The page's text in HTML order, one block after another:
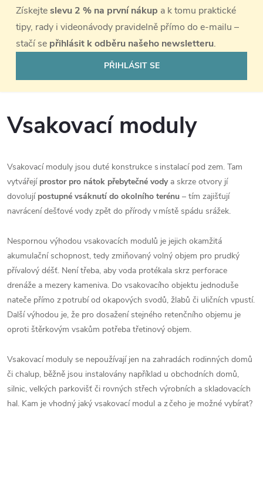
Získejteslevu 2 % na první nákup a k tomu praktické
tipy, rady i videonávody pravidelně přímo do e-mailu –
stačí se přihlásit k odběru našeho newsletteru.
PŘIHLÁSIT SE
Vsakovací moduly
Vsakovací moduly jsou duté konstrukce s instalací pod zem. Tam
vytvářejí prostor pro nátok přebytečné vodya skrze otvory jí
dovolují postupné vsáknutí do okolního terénu – tím zajišťují
navrácení dešťové vody zpět do přírody v místě spádu srážek.
Nespornou výhodou vsakovacích modulů je jejich okamžitá
akumulační schopnost, tedy zmiňovaný volný objem pro prudký
přívalový déšť. Není třeba, aby voda protékala skrz perforace
drenáže a mezery kameniva. Do vsakovacího objektu jednoduše
nateče přímo z potrubí od okapových svodů, žlabů či uličních vpustí.
Další výhodou je, že pro dosažení stejného retenčního objemu je
oproti štěrkovým vsakům potřeba třetinový objem.
Vsakovací moduly se nepoužívají jen na zahradách rodinných domů
či chalup, běžně jsou instalovány například u obchodních domů,
silnic, velkých parkovišť či rovných střech výrobních a skladovacích
hal. Kam je vhodný jaký vsakovací modul a z čeho je možné vybírat?